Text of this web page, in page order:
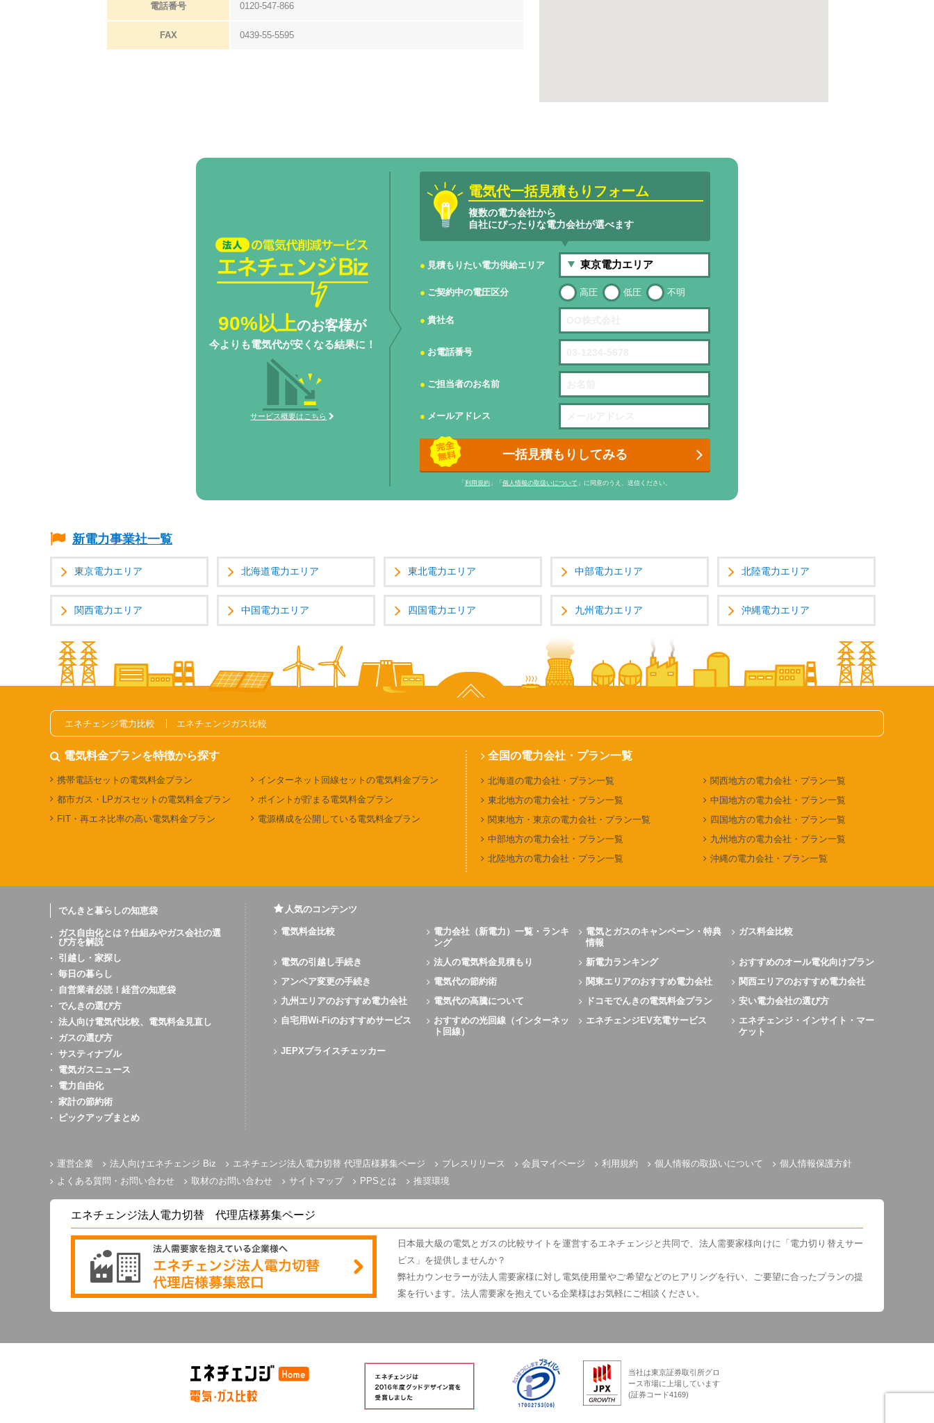
電話番号 0120-547-866
FAX 0439-55-5595
法人の電気代削減サービスエネ
チェンジ Biz
90%以上のお客様が
今よりも電気代が安くなる結果に！
サービス概要はこちら
電気代一括見積もりフォーム
複数の電力会社から
自社にぴったりな電力会社が選べます
見積もりたい電力供給エリア
ご契約中の電圧区分 高圧 低圧 不明
貴社名
お電話番号
ご担当者のお名前
メールアドレス
一括見積もりしてみる
「 利用規約」「 個人情報の取扱いについて 」に同意のうえ、送信ください。
新電力事業社一覧
東京電力エリア 北海道電力エリア 東北電力エリア 中部電力エリア 北陸電力エリア
関西電力エリア 中国電力エリア 四国電力エリア 九州電力エリア 沖縄電力エリア
ページ上部へ
エネチェンジ電力比較 エネチェンジガス比較
電気料金プランを特徴から探す
携帯電話セットの電気料金プラン
インターネット回線セットの電気料金プラン
都市ガス・LPガスセットの電気料金プラン
ポイントが貯まる電気料金プラン
FIT・再エネ比率の高い電気料金プラン
電源構成を公開している電気料金プラン
全国の電力会社・プラン一覧
北海道の電力会社・プラン一覧
東北地方の電力会社・プラン一覧
関東地方・東京の電力会社・プラン一覧
中部地方の電力会社・プラン一覧
北陸地方の電力会社・プラン一覧
関西地方の電力会社・プラン一覧
中国地方の電力会社・プラン一覧
四国地方の電力会社・プラン一覧
九州地方の電力会社・プラン一覧
沖縄の電力会社・プラン一覧
でんきと暮らしの知恵袋
ガス自由化とは？仕組みやガス会社の選
び方を解説
引越し・家探し
毎日の暮らし
自営業者必読！経営の知恵袋
でんきの選び方
法人向け電気代比較、電気料金見直し
ガスの選び方
サスティナブル
電気ガスニュース
電力自由化
家計の節約術
ピックアップまとめ
人気のコンテンツ
電気料金比較
電力会社（新電力）一覧・ランキ
ング
電気とガスのキャンペーン・特典
情報
ガス料金比較
電気の引越し手続き 法人の電気料金見積もり 新電力ランキング
おすすめのオール電化向けプラン
アンペア変更の手続き
電気代の節約術 関東エリアのおすすめ電力会社
関西エリアのおすすめ電力会社
九州エリアのおすすめ電力会社
電気代の高騰について ドコモでんきの電気料金プラン
安い電力会社の選び方
自宅用Wi-Fiのおすすめサービス
おすすめの光回線（インターネッ
ト回線）
エネチェンジEV充電サービス
エネチェンジ・インサイト・マー
ケット
JEPXプライスチェッカー
運営企業 法人向けエネチェンジ Biz エネチェンジ法人電力切替 代理店様募集ページ プレスリリース 会員マイページ 利用規約 個人情報の取扱いについて
個人情報保護方針
よくある質問・お問い合わせ
取材のお問い合わせ サイトマップ PPSとは 推奨環境
エネチェンジ法人電力切替 代理店様募集ページ
日本最大級の電気とガスの比較サイトを運営するエネチェンジと共同で、法人需要家様向けに「電力切り替えサー
ビス」を提供しませんか？
弊社カウンセラーが法人需要家様に対し電気使用量やご希望などのヒアリングを行い、ご要望に合ったプランの提
案を行います。法人需要家を抱えている企業様はお気軽にご相談ください。
電気とガスのかんたん比較 エネチェンジ
当社は東京証券取引所グロ
ース市場に上場しています
(証券コード4169)